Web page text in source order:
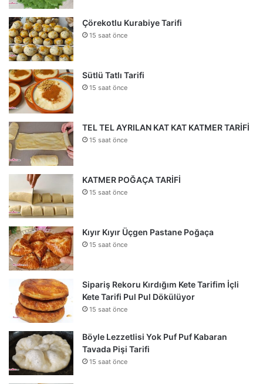
Çörekotlu Kurabiye Tarifi
15 saat önce
Sütlü Tatlı Tarifi
15 saat önce
TEL TEL AYRILAN KAT KAT KATMER TARİFİ
15 saat önce
KATMER POĞAÇA TARİFİ
15 saat önce
Kıyır Kıyır Üçgen Pastane Poğaça
15 saat önce
Sipariş Rekoru Kırdığım Kete Tarifim İçli
Kete Tarifi Pul Pul Dökülüyor
15 saat önce
Böyle Lezzetlisi Yok Puf Puf Kabaran
Tavada Pişi Tarifi
15 saat önce